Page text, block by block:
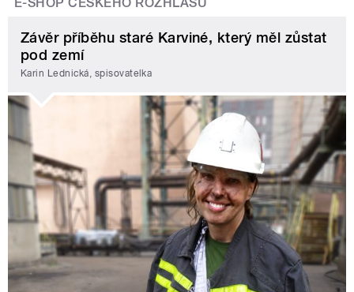
Závěr příběhu staré Karviné, který měl zůstat
pod zemí
Karin Lednická, spisovatelka